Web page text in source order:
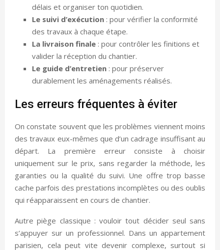
délais et organiser ton quotidien.
Le suivi d’exécution : pour vérifier la conformité
des travaux à chaque étape.
La livraison finale : pour contrôler les finitions et
valider la réception du chantier.
Le guide d’entretien : pour préserver
durablement les aménagements réalisés.
Les erreurs fréquentes à éviter
On constate souvent que les problèmes viennent moins
des travaux eux-mêmes que d’un cadrage insuffisant au
départ. La première erreur consiste à choisir
uniquement sur le prix, sans regarder la méthode, les
garanties ou la qualité du suivi. Une offre trop basse
cache parfois des prestations incomplètes ou des oublis
qui réapparaissent en cours de chantier.
Autre piège classique : vouloir tout décider seul sans
s’appuyer sur un professionnel. Dans un appartement
parisien, cela peut vite devenir complexe, surtout si